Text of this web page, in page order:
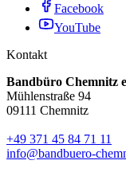
Facebook
YouTube
Kontakt
Bandbüro Chemnitz
Mühlenstraße 94
09111 Chemnitz
+49 371 45 84 71 11
info@bandbuero-